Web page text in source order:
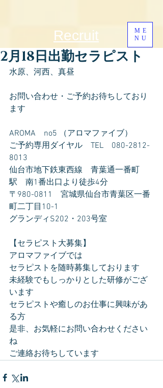
ME
NU
Recruit
2月18日出勤セラピスト
水原、河西、真昼
お問い合わせ・ご予約お待ちしており
ます
AROMA　no5 （アロマファイブ）
ご予約専用ダイヤル　TEL　080-2812-
8013
仙台市地下鉄東西線　青葉通一番町
駅　南1番出口より徒歩4分
〒980-0811　宮城県仙台市青葉区一番
町二丁目10-1
グランディS202・203号室
【セラピスト大募集】
アロマファイブでは
セラピストを随時募集しております
未経験でもしっかりとした研修がござ
います
セラピストや癒しのお仕事に興味があ
る方
是非、お気軽にお問い合わせください
ね
ご連絡お待ちしています